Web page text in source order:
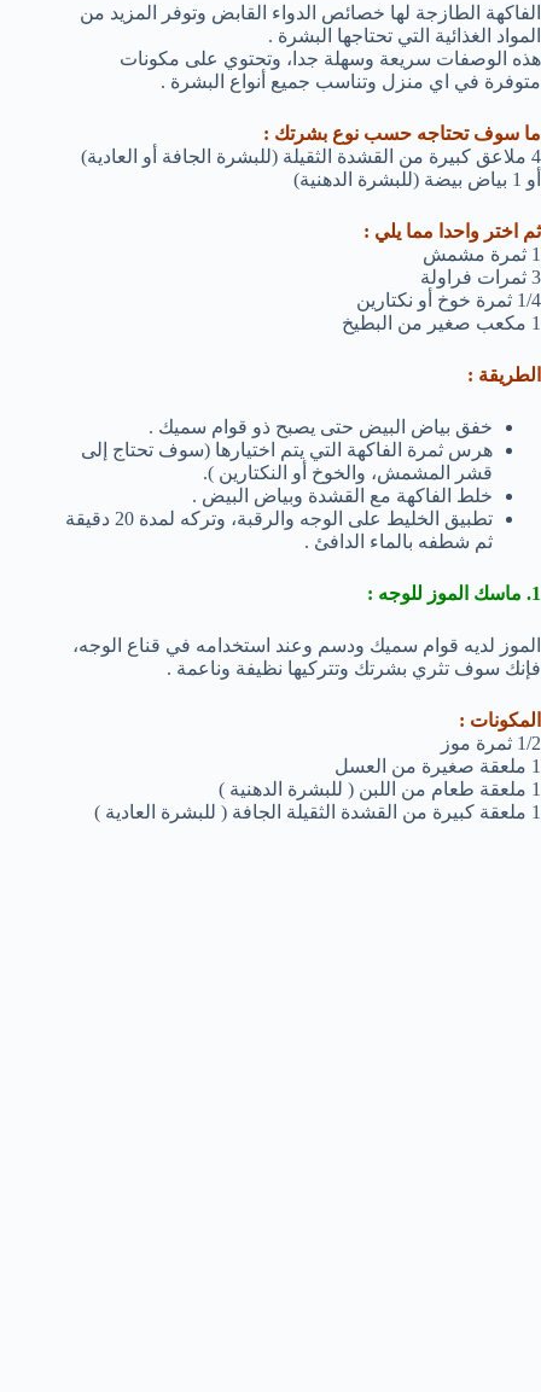
الفاكهة الطازجة لها خصائص الدواء القابض وتوفر المزيد من
المواد الغذائية التي تحتاجها البشرة .
هذه الوصفات سريعة وسهلة جدا، وتحتوي على مكونات
متوفرة في اي منزل وتناسب جميع أنواع البشرة .
ما سوف تحتاجه حسب نوع بشرتك :
4 ملاعق كبيرة من القشدة الثقيلة (للبشرة الجافة أو العادية)
أو 1 بياض بيضة (للبشرة الدهنية)
ثم اختر واحدا مما يلي :
1 ثمرة مشمش
3 ثمرات فراولة
1/4 ثمرة خوخ أو نكتارين
1 مكعب صغير من البطيخ
الطريقة :
خفق بياض البيض حتى يصبح ذو قوام سميك .
هرس ثمرة الفاكهة التي يتم اختيارها (سوف تحتاج إلى
قشر المشمش، والخوخ أو النكتارين ).
خلط الفاكهة مع القشدة وبياض البيض .
تطبيق الخليط على الوجه والرقبة، وتركه لمدة 20 دقيقة
ثم شطفه بالماء الدافئ .
1. ماسك الموز للوجه :
الموز لديه قوام سميك ودسم وعند استخدامه في قناع الوجه،
فإنك سوف تثري بشرتك وتتركيها نظيفة وناعمة .
المكونات :
1/2 ثمرة موز
1 ملعقة صغيرة من العسل
1 ملعقة طعام من اللبن ( للبشرة الدهنية )
1 ملعقة كبيرة من القشدة الثقيلة الجافة ( للبشرة العادية )